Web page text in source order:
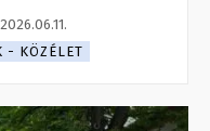
2026.06.11.
- KÖZÉLET